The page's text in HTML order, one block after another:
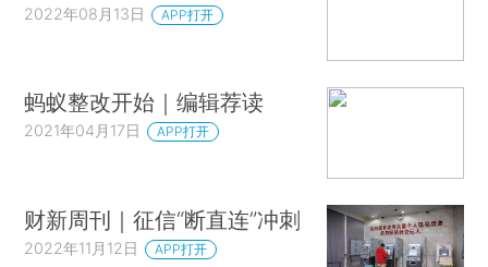
2022年08月13日 APP打开
蚂蚁整改开始｜编辑荐读
2021年04月17日 APP打开
财新周刊｜征信“断直连”冲刺
2022年11月12日 APP打开